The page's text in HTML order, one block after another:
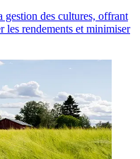
des cultures, offrant
les rendements et minimiser